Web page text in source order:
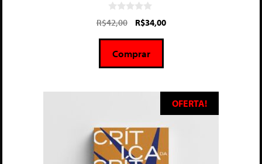
0
d
5
R$42,00 R$34,00
Comprar
OFERTA!